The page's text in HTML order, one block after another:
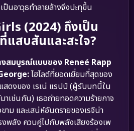
นอาวุธทำลายล้างจึงปะทุขึ้น
(2024) ถึงเป็น
สบสันและสะใจ?
งสมบูรณ์แบบของ Reneé Rapp
ไฮไลต์ที่ยอดเยี่ยมที่สุดของ
สดงของ เรเน่ แรปป์ (ผู้รับบทนี้ใน
าเช่นกัน) เธอถ่ายทอดความร้ายกาจ
าม และเสน่ห์อันตรายของเรจิน่า
งพลัง ควบคู่ไปกับพลังเสียงร้องเพ